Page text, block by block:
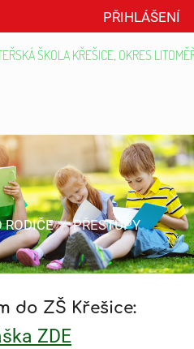
PŘIHLÁŠENÍ
ŠKOLA KŘEŠICE, OKRES
RODIČE / PŘESTUPY
do ZŠ Křešice:
ZDE